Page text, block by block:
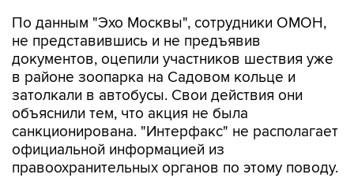
По данным "Эхо Москвы", сотрудники ОМОН,
не представившись и не предъявив
документов, оцепили участников шествия уже
в районе зоопарка на Садовом кольце и
затолкали в автобусы. Свои действия они
объяснили тем, что акция не была
санкционирована. "Интерфакс" не располагает
официальной информацией из
правоохранительных органов по этому поводу.